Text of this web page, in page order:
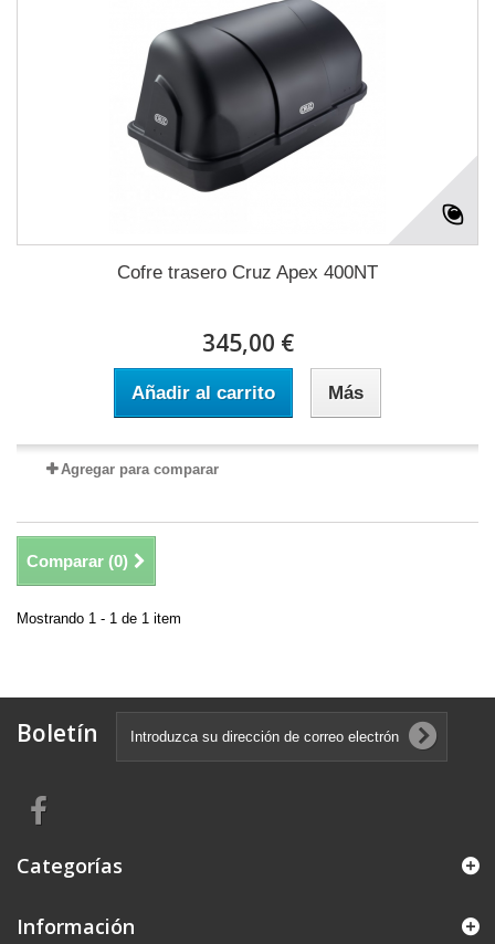
Cofre trasero Cruz Apex 400NT
345,00 €
Añadir al carrito Más
Agregar para comparar
Comparar (0)
Mostrando 1 - 1 de 1 item
Boletín
Categorías
Información